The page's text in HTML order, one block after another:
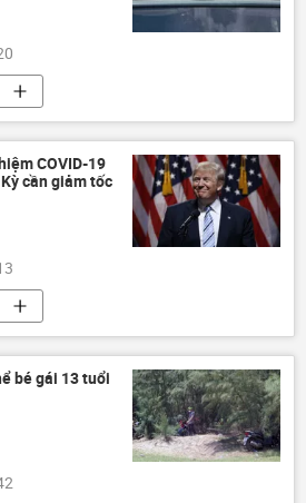
COVID-19
cần giảm tốc
bé gái 13 tuổi